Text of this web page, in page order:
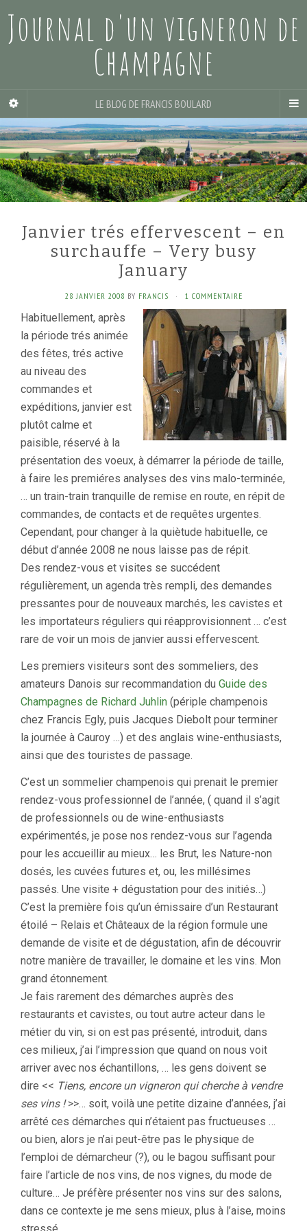
Journal d'un vigneron de
Champagne
LE BLOG DE FRANCIS BOULARD
Janvier trés effervescent – en
surchauffe – Very busy
January
28 JANVIER 2008 BY FRANCIS · 1 COMMENTAIRE
Habituellement, après
la période trés animée
des fêtes, trés active
au niveau des
commandes et
expéditions, janvier est
plutôt calme et
paisible, réservé à la
présentation des voeux, à démarrer la période de taille,
à faire les premiéres analyses des vins malo-terminée,
… un train-train tranquille de remise en route, en répit de
commandes, de contacts et de requêtes urgentes.
Cependant, pour changer à la quiètude habituelle, ce
début d’année 2008 ne nous laisse pas de répit.
Des rendez-vous et visites se succédent
régulièrement, un agenda très rempli, des demandes
pressantes pour de nouveaux marchés, les cavistes et
les importateurs réguliers qui réapprovisionnent … c’est
rare de voir un mois de janvier aussi effervescent.
Les premiers visiteurs sont des sommeliers, des
amateurs Danois sur recommandation du Guide des
Champagnes de Richard Juhlin (périple champenois
chez Francis Egly, puis Jacques Diebolt pour terminer
la journée à Cauroy …) et des anglais wine-enthusiasts,
ainsi que des touristes de passage.
C’est un sommelier champenois qui prenait le premier
rendez-vous professionnel de l’année, ( quand il s’agit
de professionnels ou de wine-enthusiasts
expérimentés, je pose nos rendez-vous sur l’agenda
pour les accueillir au mieux… les Brut, les Nature-non
dosés, les cuvées futures et, ou, les millésimes
passés. Une visite + dégustation pour des initiés…)
C’est la première fois qu’un émissaire d’un Restaurant
étoilé – Relais et Châteaux de la région formule une
demande de visite et de dégustation, afin de découvrir
notre manière de travailler, le domaine et les vins. Mon
grand étonnement.
Je fais rarement des démarches auprès des
restaurants et cavistes, ou tout autre acteur dans le
métier du vin, si on est pas présenté, introduit, dans
ces milieux, j’ai l’impression que quand on nous voit
arriver avec nos échantillons, … les gens doivent se
dire << Tiens, encore un vigneron qui cherche à vendre
ses vins !>>… soit, voilà une petite dizaine d’années, j’ai
arrêté ces démarches qui n’étaient pas fructueuses …
ou bien, alors je n’ai peut-être pas le physique de
l’emploi de démarcheur (?), ou le bagou suffisant pour
faire l’article de nos vins, de nos vignes, du mode de
culture… Je préfère présenter nos vins sur des salons,
dans ce contexte je me sens mieux, plus à l’aise, moins